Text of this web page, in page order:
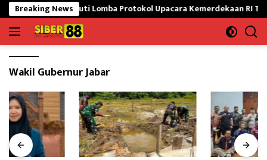
Langsung
ke
konten
Breaking News
Siap Ikuti Lomba Protokol Upacara Kemerdekaan RI Tingkat
Wakil Gubernur Jabar